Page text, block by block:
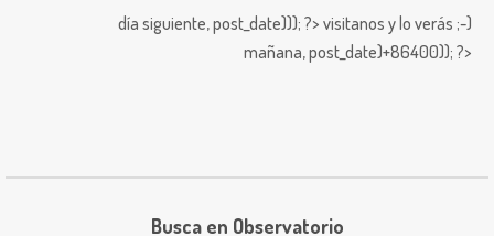
día siguiente,post_date))); ?> visitanos y lo verás ;-)
mañana,post_date)+86400)); ?>
Busca en Observatorio